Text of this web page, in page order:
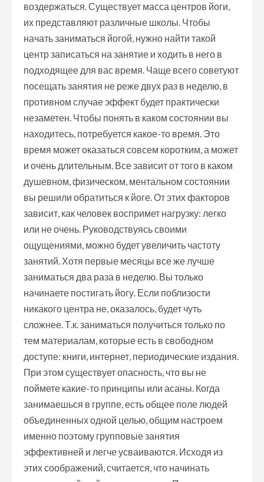
воздержаться. Существует масса центров йоги,
их представляют различные школы. Чтобы
начать заниматься йогой, нужно найти такой
центр записаться на занятие и ходить в него в
подходящее для вас время. Чаще всего советуют
посещать занятия не реже двух раз в неделю, в
противном случае эффект будет практически
незаметен. Чтобы понять в каком состоянии вы
находитесь, потребуется какое-то время. Это
время может оказаться совсем коротким, а может
и очень длительным. Все зависит от того в каком
душевном, физическом, ментальном состоянии
вы решили обратиться к йоге. От этих факторов
зависит, как человек воспримет нагрузку: легко
или не очень. Руководствуясь своими
ощущениями, можно будет увеличить частоту
занятий. Хотя первые месяцы все же лучше
заниматься два раза в неделю. Вы только
начинаете постигать йогу. Если поблизости
никакого центра не, оказалось, будет чуть
сложнее. Т.к. заниматься получиться только по
тем материалам, которые есть в свободном
доступе: книги, интернет, периодические издания.
При этом существует опасность, что вы не
поймете какие-то принципы или асаны. Когда
занимаешься в группе, есть общее поле людей
объединенных одной целью, общим настроем
именно поэтому групповые занятия
эффективней и легче усваиваются. Исходя из
этих соображений, считается, что начинать